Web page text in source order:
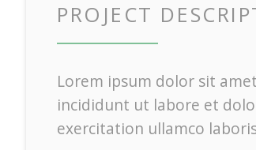
PROJECT
Lorem ipsum dolor sit
incididunt ut labore et
exercitation ullamco